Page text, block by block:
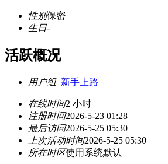
性别保密
生日-
活跃概况
用户组 新手上路
在线时间2 小时
注册时间2026-5-23 01:28
最后访问2026-5-25 05:30
上次活动时间2026-5-25 05:30
所在时区使用系统默认